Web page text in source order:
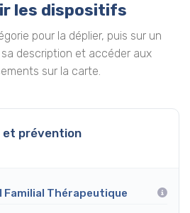
les dispositifs
pour la déplier, puis sur un
description et accéder aux
sur la carte.
et prévention
Familial Thérapeutique